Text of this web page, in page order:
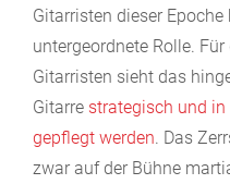
Gitarristen dieser
untergeordnete Rolle.
Gitarristen sieht das
Gitarre strategisch und in
gepflegt werden. Das
zwar auf der Bühne